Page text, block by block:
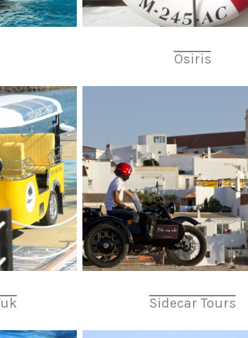
Osiris
Sidecar Tours